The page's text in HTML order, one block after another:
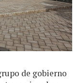
de gobierno